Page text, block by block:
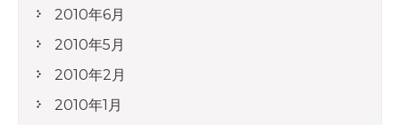
2010年6月
2010年5月
2010年2月
2010年1月